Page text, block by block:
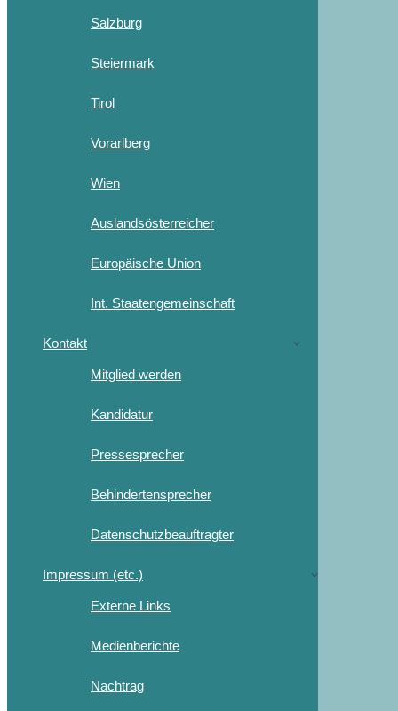
Salzburg
Steiermark
Tirol
Vorarlberg
Wien
Auslandsösterreicher
Europäische Union
Int. Staatengemeinschaft
Kontakt
Mitglied werden
Kandidatur
Pressesprecher
Behindertensprecher
Datenschutzbeauftragter
Impressum (etc.)
Externe Links
Medienberichte
Nachtrag